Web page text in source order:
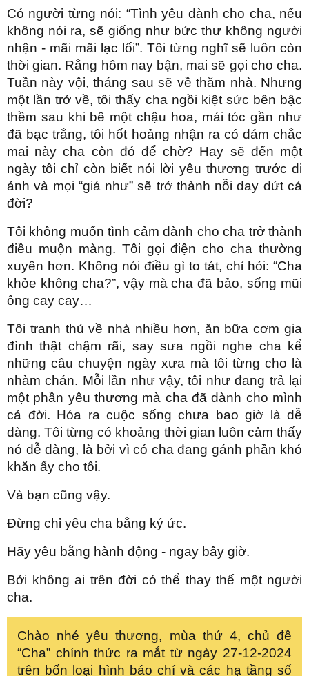
Có người từng nói: “Tình yêu dành cho cha, nếu
không nói ra, sẽ giống như bức thư không người
nhận - mãi mãi lạc lối”. Tôi từng nghĩ sẽ luôn còn
thời gian. Rằng hôm nay bận, mai sẽ gọi cho cha.
Tuần này vội, tháng sau sẽ về thăm nhà. Nhưng
một lần trở về, tôi thấy cha ngồi kiệt sức bên bậc
thềm sau khi bê một chậu hoa, mái tóc gần như
đã bạc trắng, tôi hốt hoảng nhận ra có dám chắc
mai này cha còn đó để chờ? Hay sẽ đến một
ngày tôi chỉ còn biết nói lời yêu thương trước di
ảnh và mọi “giá như” sẽ trở thành nỗi day dứt cả
đời?
Tôi không muốn tình cảm dành cho cha trở thành
điều muộn màng. Tôi gọi điện cho cha thường
xuyên hơn. Không nói điều gì to tát, chỉ hỏi: “Cha
khỏe không cha?”, vậy mà cha đã bảo, sống mũi
ông cay cay…
Tôi tranh thủ về nhà nhiều hơn, ăn bữa cơm gia
đình thật chậm rãi, say sưa ngồi nghe cha kể
những câu chuyện ngày xưa mà tôi từng cho là
nhàm chán. Mỗi lần như vậy, tôi như đang trả lại
một phần yêu thương mà cha đã dành cho mình
cả đời. Hóa ra cuộc sống chưa bao giờ là dễ
dàng. Tôi từng có khoảng thời gian luôn cảm thấy
nó dễ dàng, là bởi vì có cha đang gánh phần khó
khăn ấy cho tôi.
Và bạn cũng vậy.
Đừng chỉ yêu cha bằng ký ức.
Hãy yêu bằng hành động - ngay bây giờ.
Bởi không ai trên đời có thể thay thế một người
cha.
Chào nhé yêu thương, mùa thứ 4, chủ đề
“Cha” chính thức ra mắt từ ngày 27-12-2024
trên bốn loại hình báo chí và các hạ tầng số